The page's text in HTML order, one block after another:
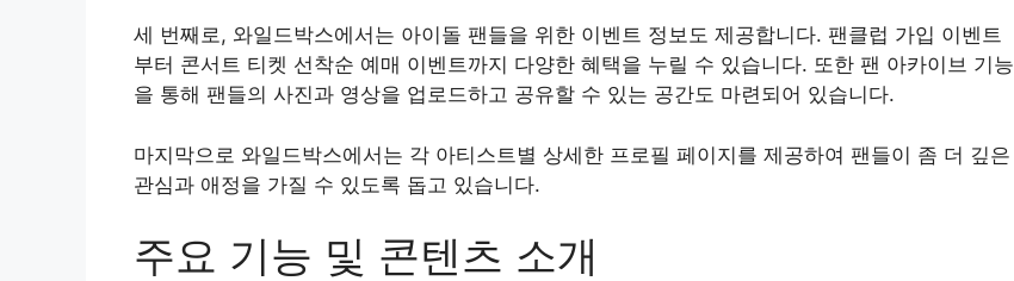
세 번째로, 와일드박스에서는 아이돌 팬들을 위한 이벤트 정보도 제공합니다. 팬클럽 가입 이벤트
부터 콘서트 티켓 선착순 예매 이벤트까지 다양한 혜택을 누릴 수 있습니다. 또한 팬 아카이브 기능
을 통해 팬들의 사진과 영상을 업로드하고 공유할 수 있는 공간도 마련되어 있습니다.
마지막으로 와일드박스에서는 각 아티스트별 상세한 프로필 페이지를 제공하여 팬들이 좀 더 깊은
관심과 애정을 가질 수 있도록 돕고 있습니다.
주요 기능 및 콘텐츠 소개